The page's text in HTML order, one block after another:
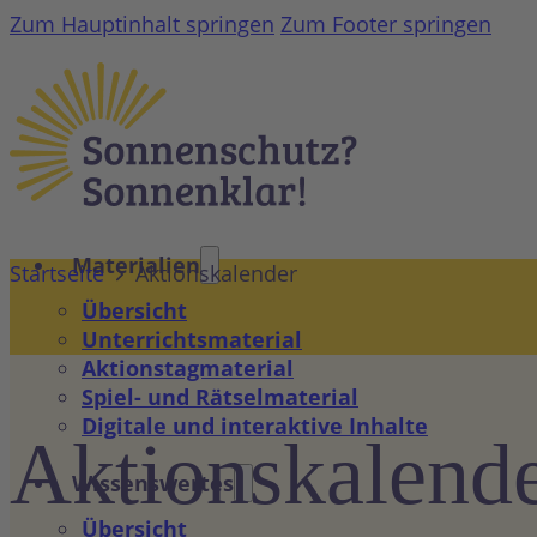
Zum Hauptinhalt springen Zum Footer springen
Materialien
Übersicht
Unterrichtsmaterial
Aktionstagmaterial
Spiel- und Rätselmaterial
Digitale und interaktive Inhalte
Wissenswertes
Übersicht
Startseite Aktionskalender